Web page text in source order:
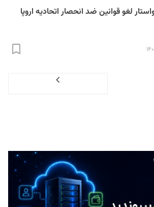
لغو قوانین ضد انحصار اتحادیه اروپا